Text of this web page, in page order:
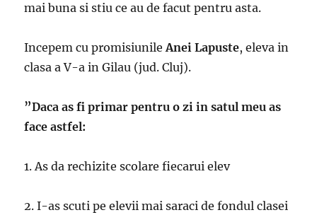
mai buna si stiu ce au de facut pentru asta.
Incepem cu promisiunileAnei Lapuste, eleva in
clasa a V-a in Gilau (jud. Cluj).
”Daca as fi primar pentru o zi in satul meu as
face astfel:
1. As da rechizite scolare fiecarui elev
2. I-as scuti pe elevii mai saraci de fondul clasei